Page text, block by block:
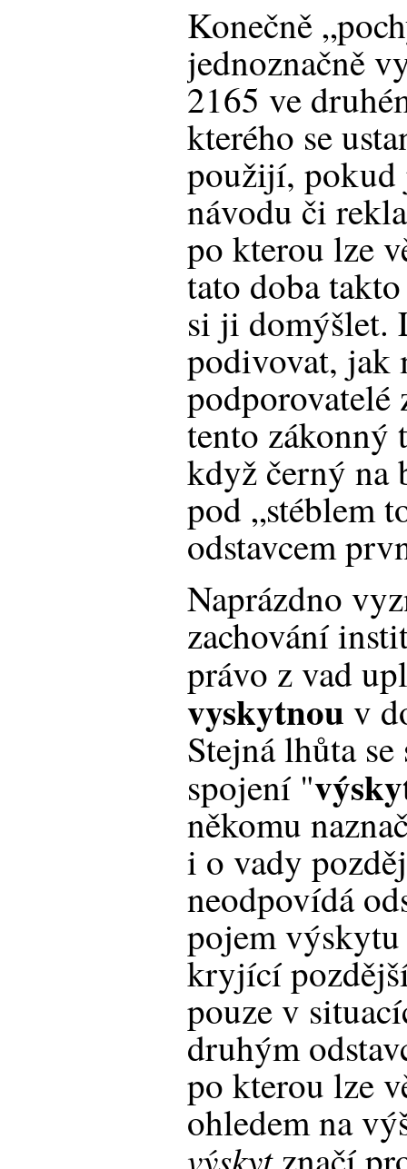
Konečně
jednoznačně
2165 ve
kterého se
použijí, pokud
návodu či
po kterou lze
tato doba
si ji domýšlet.
podivovat, jak
podporovatelé
tento zákonný
když černý na
pod „stéblem
odstavcem
Naprázdno
zachování
právo z vad
vyskytnou v
Stejná lhůta
spojení "
někomu
i o vady
neodpovídá
pojem
kryjící
pouze v
druhým
po kterou lze
ohledem na